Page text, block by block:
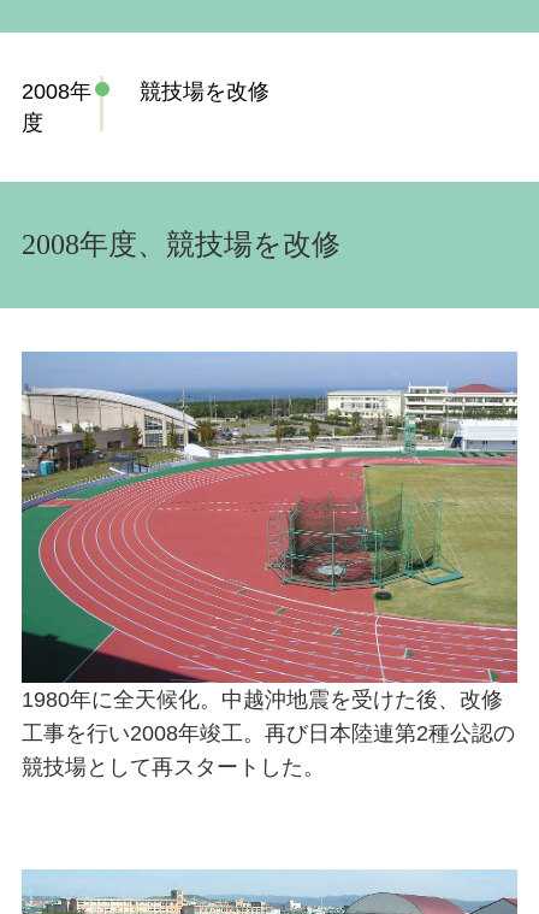
2008年
度
競技場を改修
2008年度、競技場を改修
1980年に全天候化。中越沖地震を受けた後、改修
工事を行い2008年竣工。再び日本陸連第2種公認の
競技場として再スタートした。